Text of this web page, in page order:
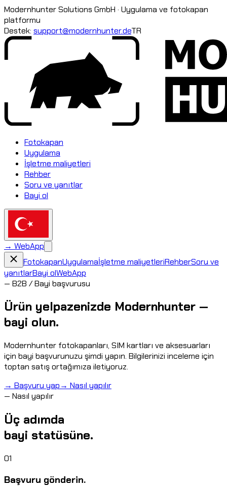
Modernhunter Solutions GmbH · Uygulama ve fotokapan
platformu
Destek: support@modernhunter.deTR
Fotokapan
Uygulama
İşletme maliyetleri
Rehber
Soru ve yanıtlar
Bayi ol
→ WebApp
FotokapanUygulamaİşletme maliyetleriRehberSoru ve
yanıtlarBayi olWebApp
— B2B / Bayi başvurusu
Ürün yelpazenizde Modernhunter —
bayi olun.
Modernhunter fotokapanları, SIM kartları ve aksesuarları
için bayi başvurunuzu şimdi yapın. Bilgilerinizi inceleme için
toptan satış ortağımıza iletiyoruz.
→ Başvuru yap→ Nasıl yapılır
— Nasıl yapılır
Üç adımda
bayi statüsüne.
01
Başvuru gönderin.